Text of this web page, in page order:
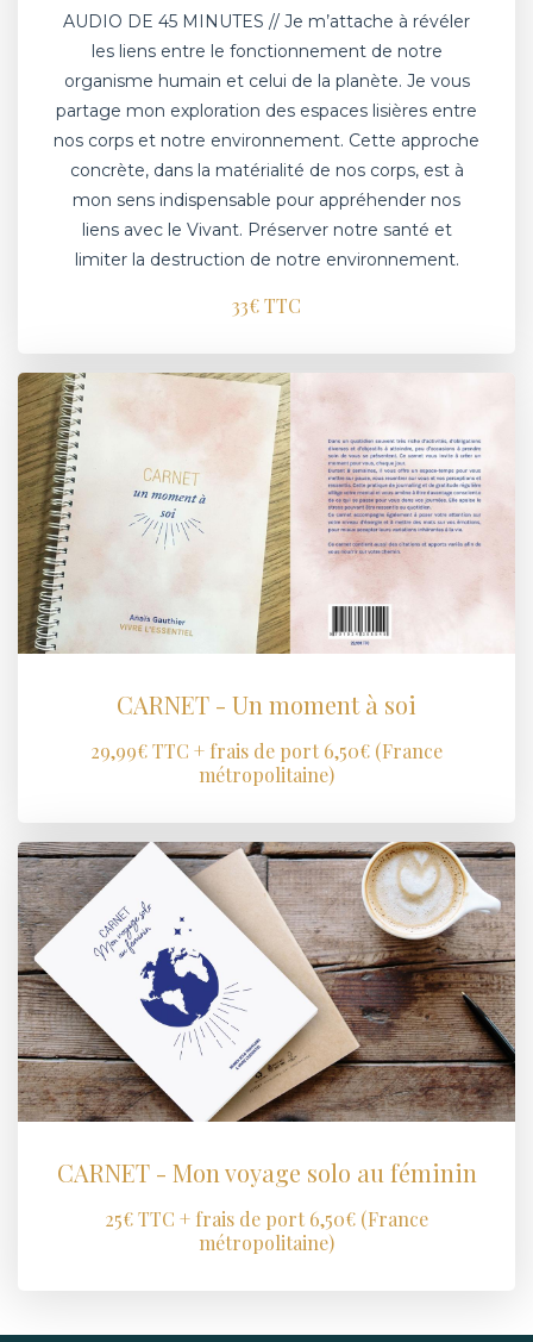
AUDIO DE 45 MINUTES // Je m’attache à révéler
les liens entre le fonctionnement de notre
organisme humain et celui de la planète. Je vous
partage mon exploration des espaces lisières entre
nos corps et notre environnement. Cette approche
concrète, dans la matérialité de nos corps, est à
mon sens indispensable pour appréhender nos
liens avec le Vivant. Préserver notre santé et
limiter la destruction de notre environnement.
33€ TTC
CARNET - Un moment à soi
29,99€ TTC + frais de port 6,50€ (France
métropolitaine)
CARNET - Mon voyage solo au féminin
25€ TTC + frais de port 6,50€ (France
métropolitaine)